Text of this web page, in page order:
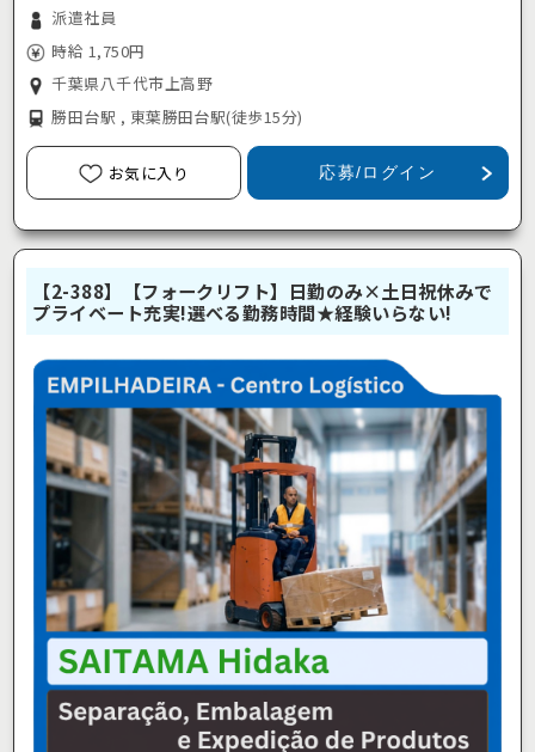
派遣社員
時給 1,750円
千葉県八千代市上高野
勝田台駅 , 東葉勝田台駅(徒歩15分)
お気に入り 応募/ログイン
【2-388】【フォークリフト】日勤のみ×土日祝休みで
プライベート充実!選べる勤務時間★経験いらない!